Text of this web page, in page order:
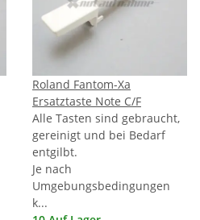
Roland Fantom-Xa
Ersatztaste Note C/F
Alle Tasten sind gebraucht,
gereinigt und bei Bedarf
entgilbt.
Je nach
Umgebungsbedingungen
k...